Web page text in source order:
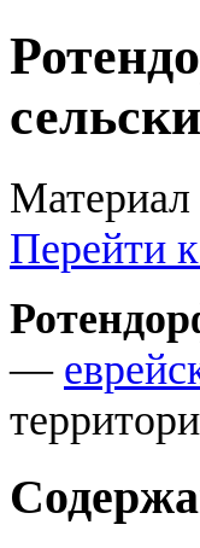
Перейти
—